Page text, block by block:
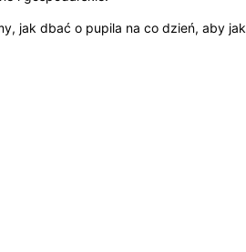
jak dbać o pupila na co dzień, aby jak